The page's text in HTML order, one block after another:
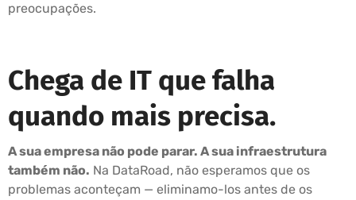
preocupações.
Chega de IT que falha
quando mais precisa.
A sua empresa não pode parar. A sua infraestrutura
também não. Na DataRoad, não esperamos que os
problemas aconteçam — eliminamo-los antes de os